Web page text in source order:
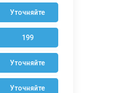
Уточняйте
199
Уточняйте
Уточняйте